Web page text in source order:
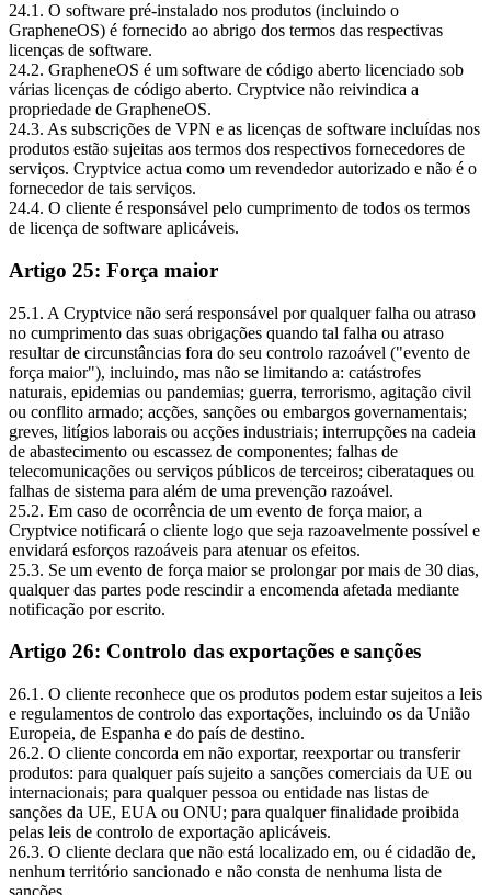
24.1. O software pré-instalado nos produtos (incluindo o
GrapheneOS) é fornecido ao abrigo dos termos das respectivas
licenças de software.
24.2. GrapheneOS é um software de código aberto licenciado sob
várias licenças de código aberto. Cryptvice não reivindica a
propriedade de GrapheneOS.
24.3. As subscrições de VPN e as licenças de software incluídas nos
produtos estão sujeitas aos termos dos respectivos fornecedores de
serviços. Cryptvice actua como um revendedor autorizado e não é o
fornecedor de tais serviços.
24.4. O cliente é responsável pelo cumprimento de todos os termos
de licença de software aplicáveis.
Artigo 25: Força maior
25.1. A Cryptvice não será responsável por qualquer falha ou atraso
no cumprimento das suas obrigações quando tal falha ou atraso
resultar de circunstâncias fora do seu controlo razoável ("evento de
força maior"), incluindo, mas não se limitando a: catástrofes
naturais, epidemias ou pandemias; guerra, terrorismo, agitação civil
ou conflito armado; acções, sanções ou embargos governamentais;
greves, litígios laborais ou acções industriais; interrupções na cadeia
de abastecimento ou escassez de componentes; falhas de
telecomunicações ou serviços públicos de terceiros; ciberataques ou
falhas de sistema para além de uma prevenção razoável.
25.2. Em caso de ocorrência de um evento de força maior, a
Cryptvice notificará o cliente logo que seja razoavelmente possível e
envidará esforços razoáveis para atenuar os efeitos.
25.3. Se um evento de força maior se prolongar por mais de 30 dias,
qualquer das partes pode rescindir a encomenda afetada mediante
notificação por escrito.
Artigo 26: Controlo das exportações e sanções
26.1. O cliente reconhece que os produtos podem estar sujeitos a leis
e regulamentos de controlo das exportações, incluindo os da União
Europeia, de Espanha e do país de destino.
26.2. O cliente concorda em não exportar, reexportar ou transferir
produtos: para qualquer país sujeito a sanções comerciais da UE ou
internacionais; para qualquer pessoa ou entidade nas listas de
sanções da UE, EUA ou ONU; para qualquer finalidade proibida
pelas leis de controlo de exportação aplicáveis.
26.3. O cliente declara que não está localizado em, ou é cidadão de,
nenhum território sancionado e não consta de nenhuma lista de